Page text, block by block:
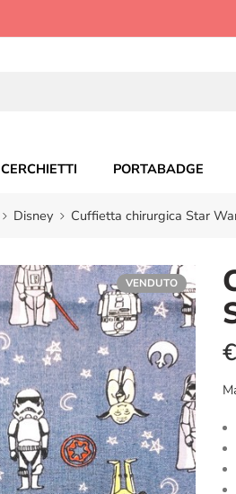
CERCHIETTI PORTABADGE
Disney Cuffietta chirurgica Star
VENDUTO
€